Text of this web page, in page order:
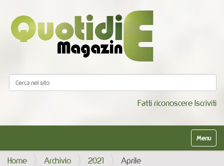
Cerca nel sito
Fatti riconoscere Iscriviti
Alterna la
Home Archivio 2021 Aprile